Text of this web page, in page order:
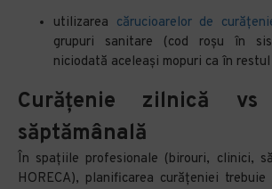
utilizarea cărucioarelor de
grupuri sanitare (cod roșu în
niciodată aceleași mopuri ca în
Curățenie zilnică vs
săptămânală
În spațiile profesionale (birouri, clinici,
HORECA), planificarea curățeniei